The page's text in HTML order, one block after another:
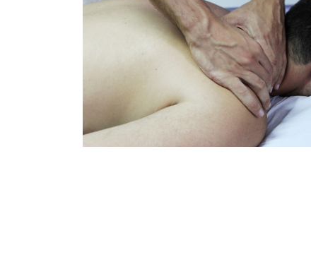
Promociones